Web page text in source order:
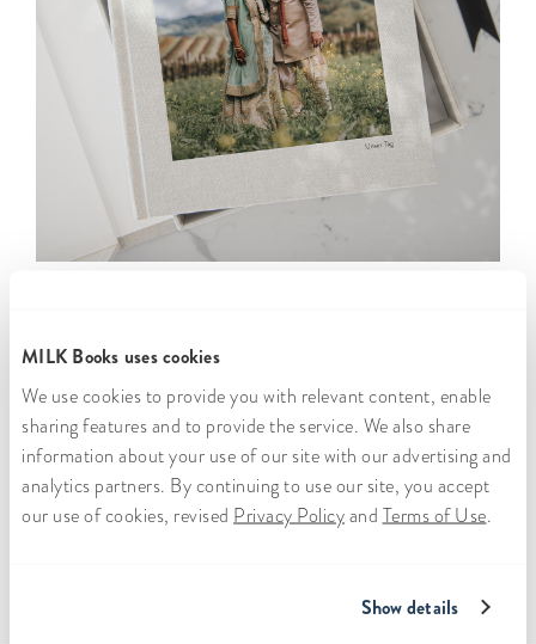
MILK Books uses cookies
We use cookies to provide you with relevant content, enable
sharing features and to provide the service. We also share
information about your use of our site with our advertising and
analytics partners. By continuing to use our site, you accept
our use of cookies, revised Privacy Policyand Terms of Use.
Show details
Weltweiter
Über
Zufriedenheitsgarantie